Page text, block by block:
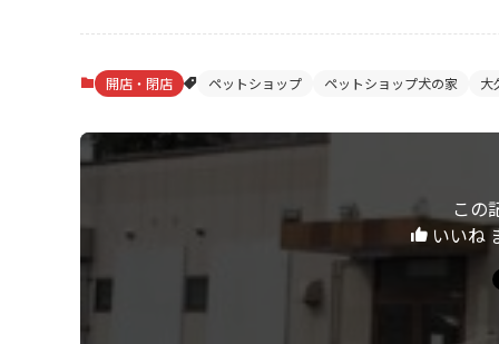
開店・閉店 ペットショップ ペットショップ犬の家 大
この
いいね